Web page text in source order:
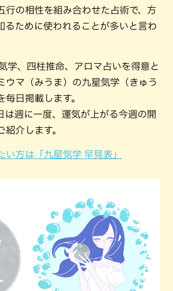
行の相性を組み合わせた占術で、方
るために使われることが多いと言わ
学、四柱推命、アロマ占いを得意と
ウマ（みうま）の九星気学（きゅう
日掲載します。
は週に一度、運気が上がる今週の開
介します。
い方は「九星気学 早見表」